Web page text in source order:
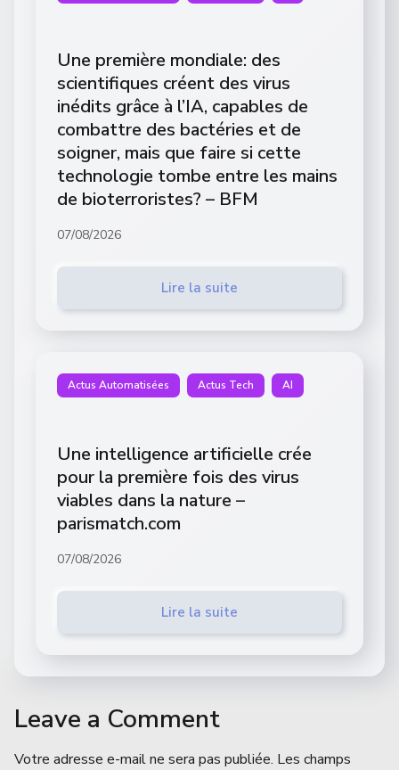
Une première mondiale: des
scientifiques créent des virus
inédits grâce à l’IA, capables de
combattre des bactéries et de
soigner, mais que faire si cette
technologie tombe entre les mains
de bioterroristes? – BFM
07/08/2026
Lire la suite
Actus Automatisées Actus Tech AI
Une intelligence artificielle crée
pour la première fois des virus
viables dans la nature –
parismatch.com
07/08/2026
Lire la suite
Leave a Comment
Votre adresse e-mail ne sera pas publiée. Les champs